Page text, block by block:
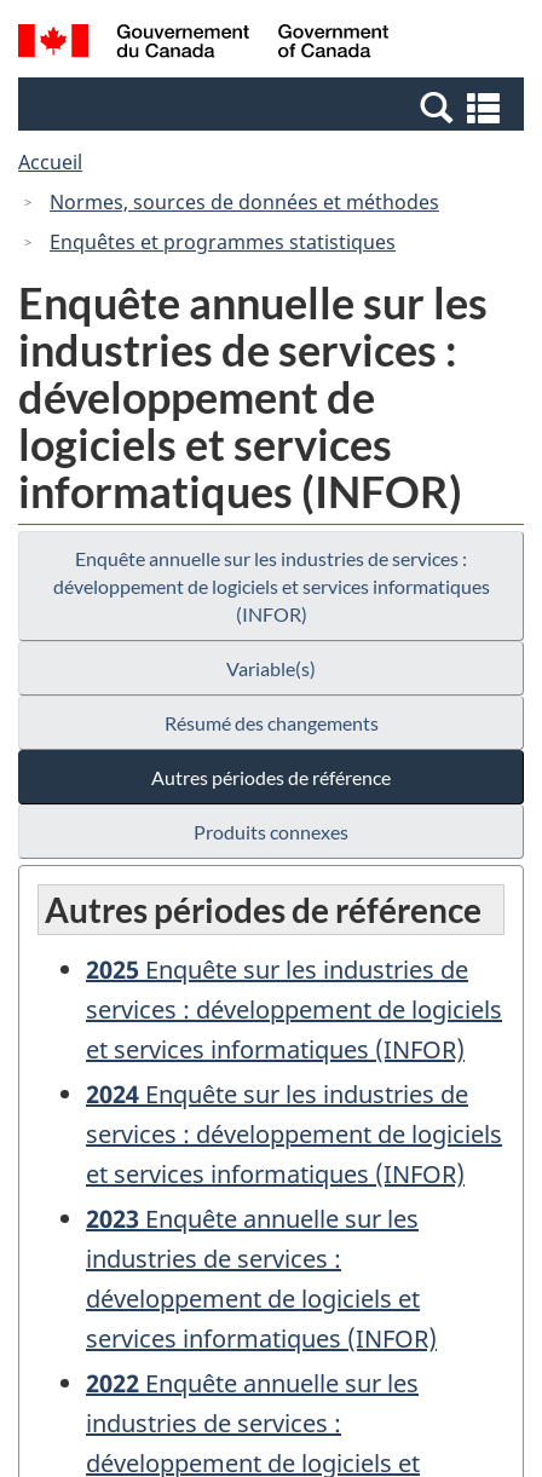
Passer
au
Passer
à
Canada
Recherche
et
et
Accueil
Normes, sources de données et méthodes
Enquêtes et programmes statistiques
Enquête annuelle sur les
industries de services :
développement de
logiciels et services
informatiques (INFOR)
Enquête annuelle sur les industries de services :
développement de logiciels et services informatiques
(INFOR)
Variable(s)
Résumé des changements
Autres périodes de référence
Produits connexes
Autres périodes de référence
2025 Enquête sur les industries de
services : développement de logiciels
et services informatiques (INFOR)
2024 Enquête sur les industries de
services : développement de logiciels
et services informatiques (INFOR)
2023 Enquête annuelle sur les
industries de services :
développement de logiciels et
services informatiques (INFOR)
2022 Enquête annuelle sur les
industries de services :
développement de logiciels et